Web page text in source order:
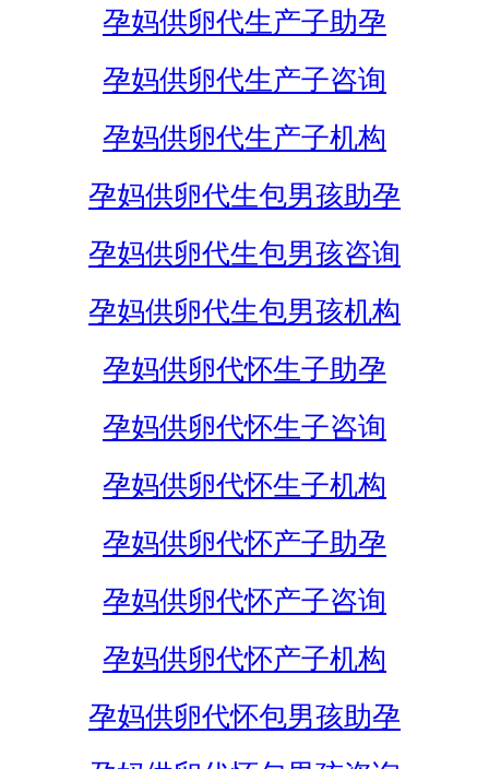
孕妈供卵代生产子助孕
孕妈供卵代生产子咨询
孕妈供卵代生产子机构
孕妈供卵代生包男孩助孕
孕妈供卵代生包男孩咨询
孕妈供卵代生包男孩机构
孕妈供卵代怀生子助孕
孕妈供卵代怀生子咨询
孕妈供卵代怀生子机构
孕妈供卵代怀产子助孕
孕妈供卵代怀产子咨询
孕妈供卵代怀产子机构
孕妈供卵代怀包男孩助孕